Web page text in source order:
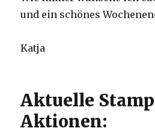
und ein schönes
Katja
Aktuelle
Aktionen: